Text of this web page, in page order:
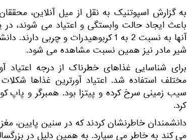
به گزارش اسپوتنیک به نقل از میل آنلاین،
باعث ایجاد حالت وابستگی و اعتیاد می
آنها به نسبت 2 به 1 کربوهیدرات و
شیر مادر نیز همین نسبت مشاهده می شود.
مختلف استفاده شد. اعتیاد آورترین غذاها
سیب زمینی سرخ کرده و پیتزا بود. همبرگر و پاپ
کرد.
دانشمندان خاطرنشان كردند كه در سنین پایین،